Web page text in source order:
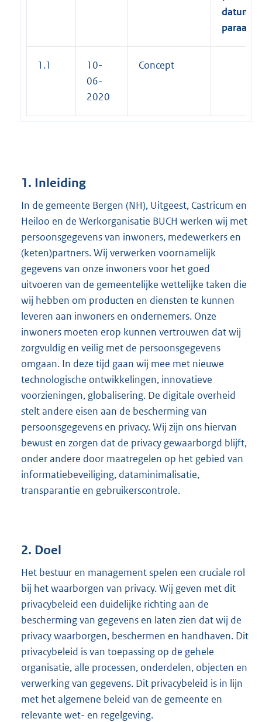
datum,
paraaf)
1.1
10-
06-
2020
Concept
1. Inleiding
In de gemeente Bergen (NH), Uitgeest, Castricum en
Heiloo en de Werkorganisatie BUCH werken wij met
persoonsgegevens van inwoners, medewerkers en
(keten)partners. Wij verwerken voornamelijk
gegevens van onze inwoners voor het goed
uitvoeren van de gemeentelijke wettelijke taken die
wij hebben om producten en diensten te kunnen
leveren aan inwoners en ondernemers. Onze
inwoners moeten erop kunnen vertrouwen dat wij
zorgvuldig en veilig met de persoonsgegevens
omgaan. In deze tijd gaan wij mee met nieuwe
technologische ontwikkelingen, innovatieve
voorzieningen, globalisering. De digitale overheid
stelt andere eisen aan de bescherming van
persoonsgegevens en privacy. Wij zijn ons hiervan
bewust en zorgen dat de privacy gewaarborgd blijft,
onder andere door maatregelen op het gebied van
informatiebeveiliging, dataminimalisatie,
transparantie en gebruikerscontrole.
2. Doel
Het bestuur en management spelen een cruciale rol
bij het waarborgen van privacy. Wij geven met dit
privacybeleid een duidelijke richting aan de
bescherming van gegevens en laten zien dat wij de
privacy waarborgen, beschermen en handhaven. Dit
privacybeleid is van toepassing op de gehele
organisatie, alle processen, onderdelen, objecten en
verwerking van gegevens. Dit privacybeleid is in lijn
met het algemene beleid van de gemeente en
relevante wet- en regelgeving.